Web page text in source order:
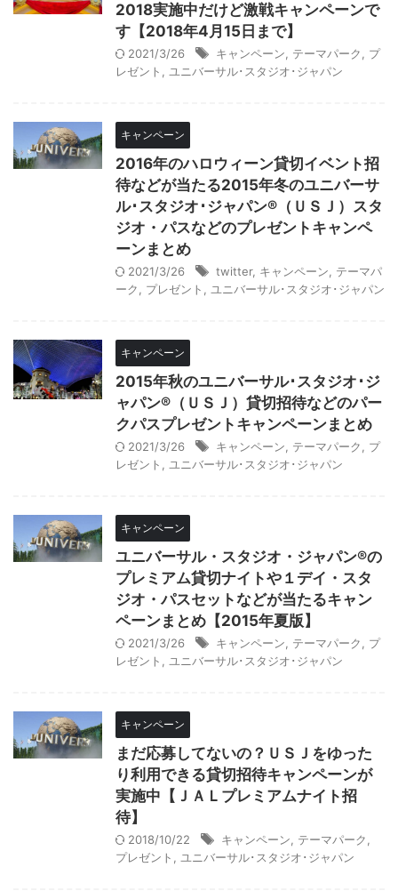
2018実施中だけど激戦キャンペーンで
す【2018年4月15日まで】
2021/3/26 キャンペーン テーマパーク
プ
レゼント
ユニバーサル･スタジオ･ジャパン
キャンペーン
2016年のハロウィーン貸切イベント招
待などが当たる2015年冬のユニバーサ
ル･スタジオ･ジャパン®（ＵＳＪ）スタ
ジオ・パスなどのプレゼントキャンペ
ーンまとめ
2021/3/26 twitter, キャンペーン
テーマパ
ーク
プレゼント ユニバーサル･スタジオ･ジャパン
キャンペーン
2015年秋のユニバーサル･スタジオ･ジ
ャパン®（ＵＳＪ）貸切招待などのパー
クパスプレゼントキャンペーンまとめ
2021/3/26 キャンペーン テーマパーク
プ
レゼント
ユニバーサル･スタジオ･ジャパン
キャンペーン
ユニバーサル・スタジオ・ジャパン®の
プレミアム貸切ナイトや１デイ・スタ
ジオ・パスセットなどが当たるキャン
ペーンまとめ【2015年夏版】
2021/3/26 キャンペーン テーマパーク
プ
レゼント
ユニバーサル･スタジオ･ジャパン
キャンペーン
まだ応募してないの？ＵＳＪをゆった
り利用できる貸切招待キャンペーンが
実施中【ＪＡＬプレミアムナイト招
待】
2018/10/22 キャンペーン テーマパーク
プレゼント
ユニバーサル･スタジオ･ジャパン